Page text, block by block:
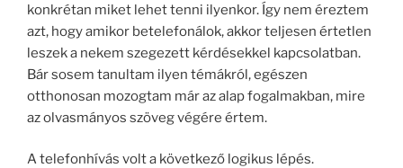
konkrétan miket lehet tenni ilyenkor. Így nem éreztem
azt, hogy amikor betelefonálok, akkor teljesen értetlen
leszek a nekem szegezett kérdésekkel kapcsolatban.
Bár sosem tanultam ilyen témákról, egészen
otthonosan mozogtam már az alap fogalmakban, mire
az olvasmányos szöveg végére értem.
A telefonhívás volt a következő logikus lépés.